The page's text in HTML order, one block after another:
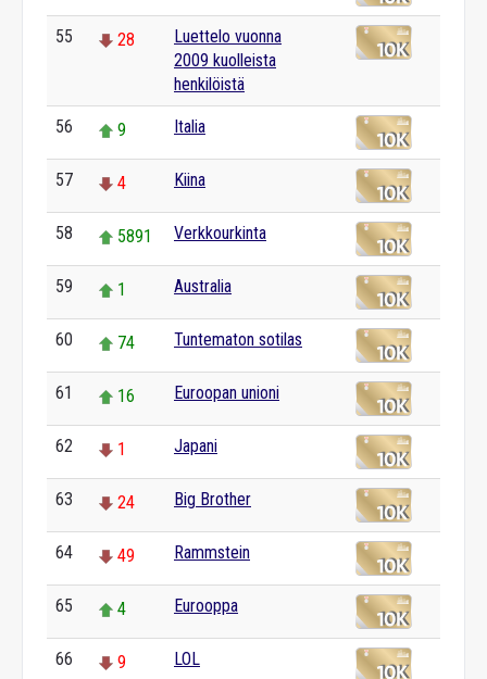
55 28
Luettelo vuonna
2009 kuolleista
henkilöistä
56 9 Italia
57 4 Kiina
58 5891 Verkkourkinta
59 1 Australia
60 74 Tuntematon sotilas
61 16 Euroopan unioni
62 1 Japani
63 24 Big Brother
64 49 Rammstein
65 4 Eurooppa
66 9 LOL